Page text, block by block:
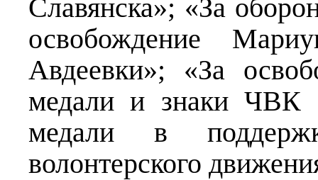
Славянска»; «За
освобождение
Авдеевки»; «За
медали и знаки ЧВК
медали в
волонтерского